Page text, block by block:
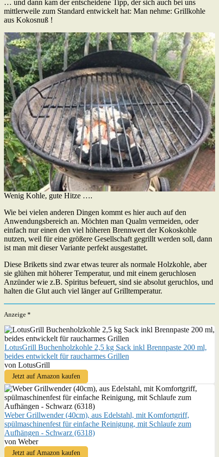
… und dann kam der entscheidene Tipp, der sich auch bei uns
mittlerweile zum Standard entwickelt hat: Man nehme: Grillkohle
aus Kokosnuß !
Wenig Kohle, gute Hitze ….
Wie bei vielen anderen Dingen kommt es hier auch auf den
Anwendungsbereich an. Möchten man Qualm vermeiden, oder
einfach nur einen den viel höheren Brennwert der Kokoskohle
nutzen, weil für eine größere Gesellschaft gegrillt werden soll, dann
ist man mit dieser Variante perfekt ausgestattet.
Diese Briketts sind zwar etwas teurer als normale Holzkohle, aber
sie glühen mit höherer Temperatur, und mit einem geruchlosen
Anzünder wie z.B. Spiritus befeuert, sind sie absolut geruchlos, und
halten die Glut auch viel länger auf Grilltemperatur.
Anzeige *
LotusGrill Buchenholzkohle 2,5 kg Sack inkl Brennpaste 200 ml,
beides entwickelt für raucharmes Grillen
von LotusGrill
Jetzt auf Amazon kaufen
Weber Grillwender (40cm), aus Edelstahl, mit Komfortgriff,
spülmaschinenfest für einfache Reinigung, mit Schlaufe zum
Aufhängen - Schwarz (6318)
von Weber
Jetzt auf Amazon kaufen